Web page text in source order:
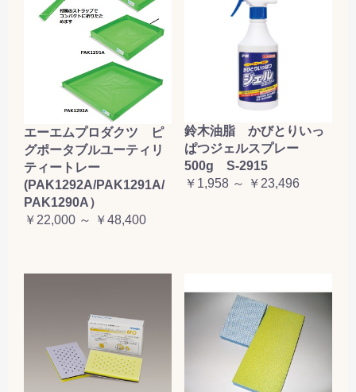
エーエムプロダクツ ピ
グポータブルユーティリ
ティートレー
(PAK1292A/PAK1291A/
PAK1290A）
￥22,000 ～ ￥48,400
鈴木油脂 かびとりいっ
ぱつジェルスプレー
500g S-2915
￥1,958 ～ ￥23,496